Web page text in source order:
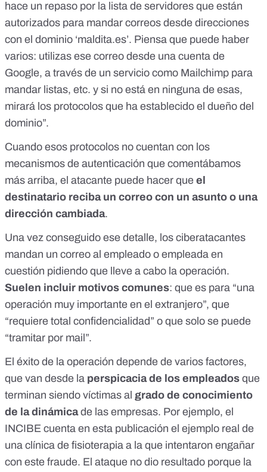
hace un repaso por la lista de servidores que están
autorizados para mandar correos desde direcciones
con el dominio ‘maldita.es’. Piensa que puede haber
varios: utilizas ese correo desde una cuenta de
Google, a través de un servicio como Mailchimp para
mandar listas, etc. y si no está en ninguna de esas,
mirará los protocolos que ha establecido el dueño del
dominio”.
Cuando esos protocolos no cuentan con los
mecanismos de autenticación que comentábamos
más arriba, el atacante puede hacer que el
destinatario reciba un correo con un asunto o una
dirección cambiada.
Una vez conseguido ese detalle, los ciberatacantes
mandan un correo al empleado o empleada en
cuestión pidiendo que lleve a cabo la operación.
Suelen incluir motivos comunes: que es para “una
operación muy importante en el extranjero”, que
“requiere total confidencialidad” o que solo se puede
“tramitar por mail”.
El éxito de la operación depende de varios factores,
que van desde la perspicacia de los empleados que
terminan siendo víctimas al grado de conocimiento
de la dinámicade las empresas. Por ejemplo, el
INCIBE cuenta en esta publicación el ejemplo real de
una clínica de fisioterapia a la que intentaron engañar
con este fraude. El ataque no dio resultado porque la